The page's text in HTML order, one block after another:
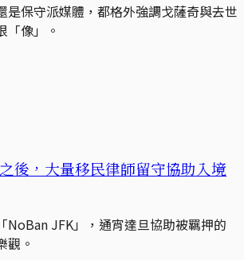
是保守派媒體，都格外強調戈薩奇與去世
「像」。
後，大量移民律師留守協助入境
NoBan JFK」，通宵達旦協助被羈押的
觀。